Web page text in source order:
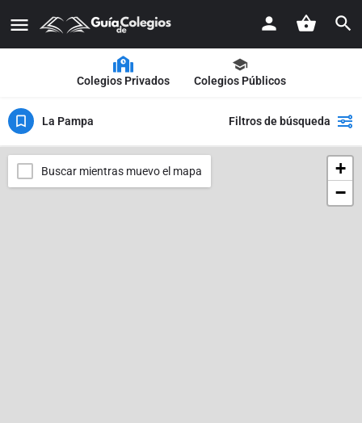
Colegios Privados Colegios Públicos
La Pampa Filtros de búsqueda
+
−
Buscar mientras muevo el mapa